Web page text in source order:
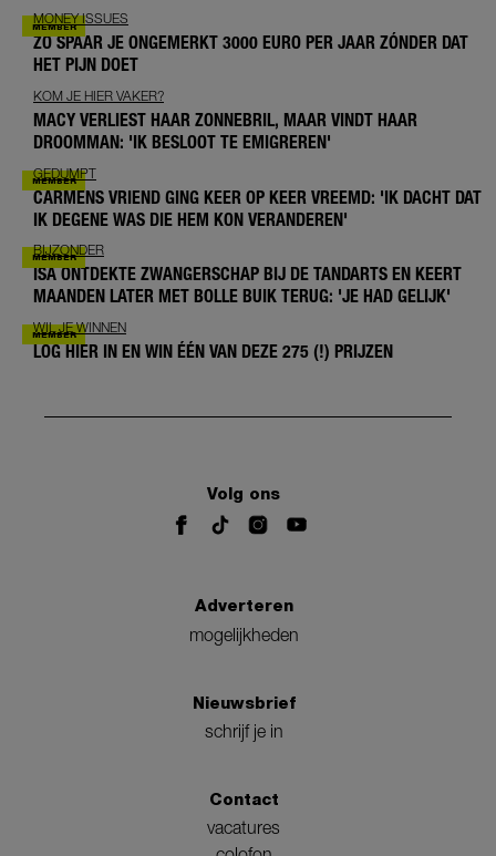
MONEY ISSUES
ZO SPAAR JE ONGEMERKT 3000 EURO PER JAAR ZÓNDER DAT
HET PIJN DOET
KOM JE HIER VAKER?
MACY VERLIEST HAAR ZONNEBRIL, MAAR VINDT HAAR
DROOMMAN: 'IK BESLOOT TE EMIGREREN'
GEDUMPT
CARMENS VRIEND GING KEER OP KEER VREEMD: 'IK DACHT DAT
IK DEGENE WAS DIE HEM KON VERANDEREN'
BIJZONDER
ISA ONTDEKTE ZWANGERSCHAP BIJ DE TANDARTS EN KEERT
MAANDEN LATER MET BOLLE BUIK TERUG: 'JE HAD GELIJK'
WIL JE WINNEN
LOG HIER IN EN WIN ÉÉN VAN DEZE 275 (!) PRIJZEN
Volg ons
Adverteren
mogelijkheden
Nieuwsbrief
schrijf je in
Contact
vacatures